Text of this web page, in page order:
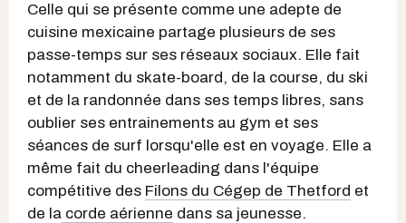
Celle qui se présente comme une adepte de
cuisine mexicaine partage plusieurs de ses
passe-temps sur ses réseaux sociaux. Elle fait
notamment du skate-board, de la course, du ski
et de la randonnée dans ses temps libres, sans
oublier ses entrainements au gym et ses
séances de surf lorsqu'elle est en voyage. Elle a
même fait du cheerleading dans l'équipe
compétitive des Filons du Cégep de Thetford et
de la corde aérienne dans sa jeunesse.